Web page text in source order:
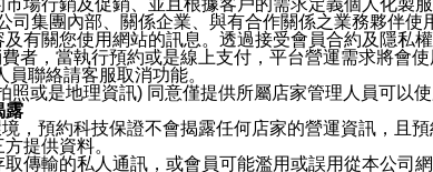
司集團內部、關係企業、與有合作關係之業務夥伴
有關您使用網站的訊息。透過接受會員合約及隱私
者，當執行預約或是線上支付，平台營運需求將會
聯絡請客服取消功能。
照或是地理資訊) 同意僅提供所屬店家管理人員可以
露
，預約科技保證不會揭露任何店家的營運資訊，且
提供資料。
傳輸的私人通訊，或會員可能濫用或誤用從本公